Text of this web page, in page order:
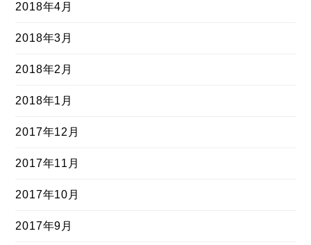
2018年4月
2018年3月
2018年2月
2018年1月
2017年12月
2017年11月
2017年10月
2017年9月